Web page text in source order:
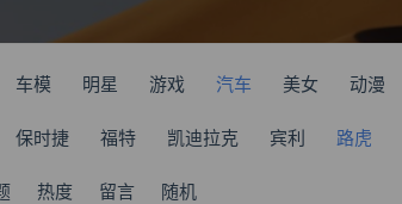
车模 明星 游戏 汽车 美女 动漫
保时捷 福特 凯迪拉克 宾利 路虎
热度 留言 随机